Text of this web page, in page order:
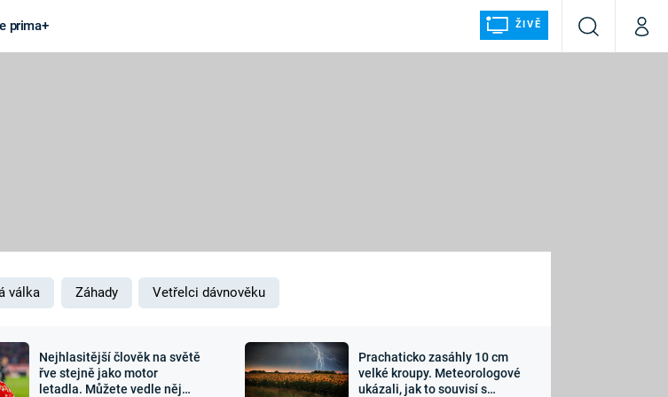
prima+ ŽIVĚ
VyhledáváníMůj
a
Zajímavosti Sledujte nás
válka Záhady Vetřelci dávnověku
Nejhlasitější člověk na světě
řve stejně jako motor
letadla. Můžete vedle něj
Prachaticko zasáhly 10 cm
velké kroupy. Meteorologové
ukázali, jak to souvisí s